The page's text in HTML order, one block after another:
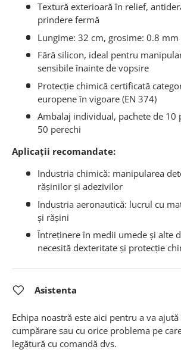
Textură exterioară în relief,
prindere fermă
Lungime: 32 cm, grosime: 0.8 mm
Fără silicon, ideal pentru
sensibile înainte de vopsire
Protecție chimică certificată
europene în vigoare (EN 374)
Ambalaj individual, pachete de 10
50 perechi
Aplicații recomandate:
Industria chimică: manipularea
rășinilor și adezivilor
Industria aeronautică: lucrul cu
și rășini
Întreținere în medii umede și alte
necesită dexteritate și protecție
Asistenta
Echipa noastră este aici pentru a va
cumpărare sau cu orice problema pe
legătură cu comandă dvs.